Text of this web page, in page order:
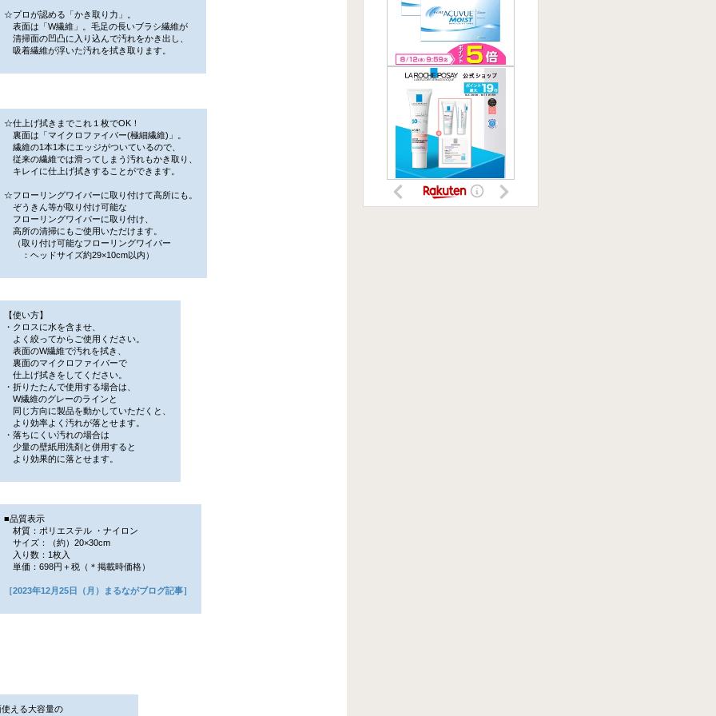
☆プロが認める「かき取り力」。
表面は「W繊維」。毛足の長いブラシ繊維が
清掃面の凹凸に入り込んで汚れをかき出し、
吸着繊維が浮いた汚れを拭き取ります。
☆仕上げ拭きまでこれ１枚でOK！
裏面は「マイクロファイバー(極細繊維)」。
繊維の1本1本にエッジがついているので、
従来の繊維では滑ってしまう汚れもかき取り、
キレイに仕上げ拭きすることができます。
☆フローリングワイパーに取り付けて高所にも。
ぞうきん等が取り付け可能な
フローリングワイパーに取り付け、
高所の清掃にもご使用いただけます。
（取り付け可能なフローリングワイパー
：ヘッドサイズ約29×10cm以内）
【使い方】
・クロスに水を含ませ、
よく絞ってからご使用ください。
表面のW繊維で汚れを拭き、
裏面のマイクロファイバーで
仕上げ拭きをしてください。
・折りたたんで使用する場合は、
W繊維のグレーのラインと
同じ方向に製品を動かしていただくと、
より効率よく汚れが落とせます。
・落ちにくい汚れの場合は
少量の壁紙用洗剤と併用すると
より効果的に落とせます。
■品質表示
材質：ポリエステル ・ナイロン
サイズ：（約）20×30cm
入り数：1枚入
単価：698円＋税（＊掲載時価格）
［2023年12月25日（月）まるながブログ記事］
える大容量の